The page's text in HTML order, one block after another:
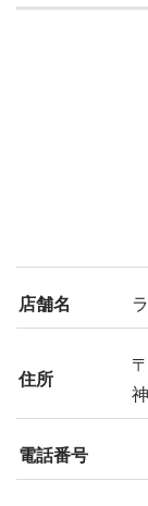
店舗名
住所
電話番号